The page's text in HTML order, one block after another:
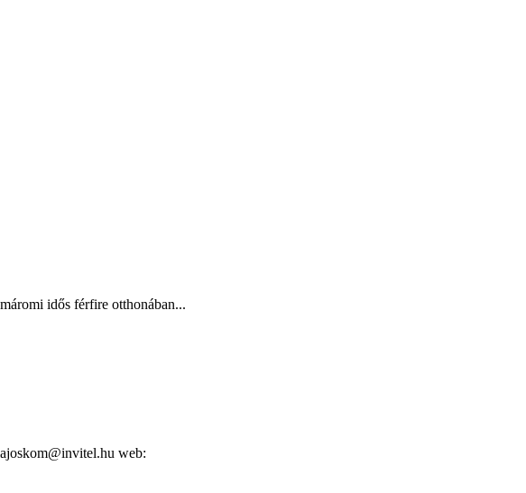
idős férfire otthonában...
web: